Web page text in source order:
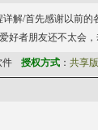
解/首先感谢以前
好者朋友还不太会
件 授权方式： 共享版